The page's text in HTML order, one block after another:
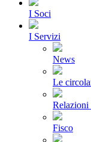
I Soci
I Servizi
News
Le
Relazioni
Fisco